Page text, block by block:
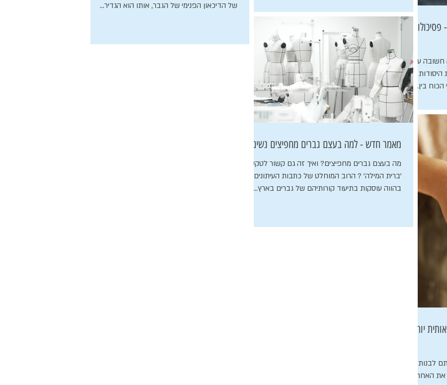
על
היסודות של
בין...
מאמר חדש - למה בעצם גברים מחפיצים נשים?
מה בעצם גברים מחפיצים? ואיך זה גם קשור לטקס
'ברית המילה' ? הרוב המוחלט של כתבות העיתונים
בהווה עוסקות בתיעוד קורותיהם של גברים בארץ...
של הדיכאון הפנימי של הגבר, אותו הוא הגדיר...
יותר
לבנות
את האחר עד